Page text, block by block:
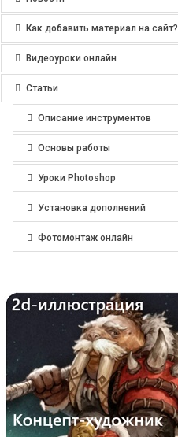
Как добавить материал на сайт?
Видеоуроки онлайн
Статьи
Описание инструментов
Основы работы
Уроки Photoshop
Установка дополнений
Фотомонтаж онлайн